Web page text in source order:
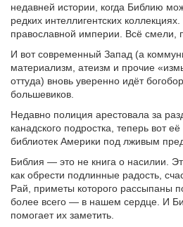
недавней истории, когда Библию
редких интеллигентских
православной империи. Всё смели,
И вот современный Запад (а
материализм, атеизм и прочие
оттуда) вновь уверенно идёт
большевиков.
Недавно полиция арестовала за
канадского подростка, теперь вот
библиотек Америки под лживым
Библия — это не книга о насилии.
как обрести подлинные радость,
Рай, приметы которого рассыпаны
более всего — в нашем сердце. И
помогает их заметить.